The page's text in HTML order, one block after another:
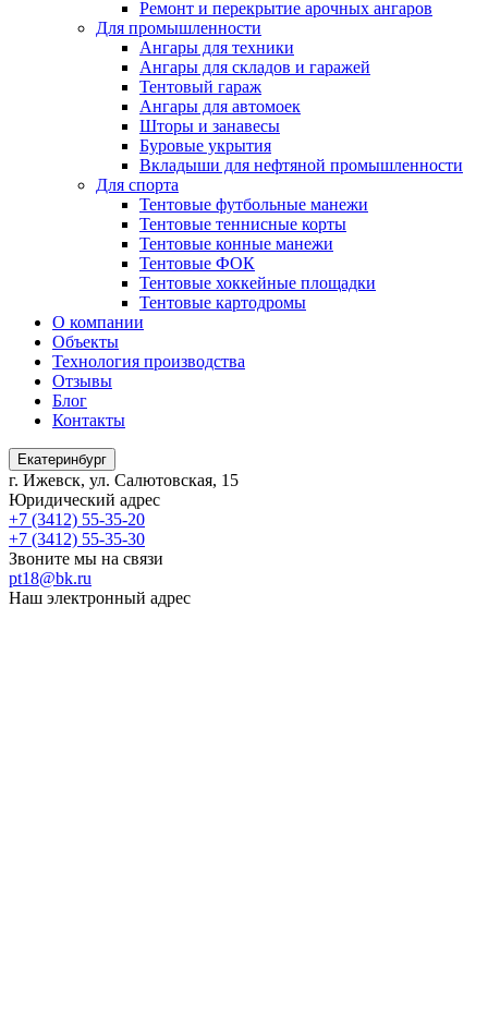
Ремонт и перекрытие арочных ангаров
Для промышленности
Ангары для техники
Ангары для складов и гаражей
Тентовый гараж
Ангары для автомоек
Шторы и занавесы
Буровые укрытия
Вкладыши для нефтяной промышленности
Для спорта
Тентовые футбольные манежи
Тентовые теннисные корты
Тентовые конные манежи
Тентовые ФОК
Тентовые хоккейные площадки
Тентовые картодромы
О компании
Объекты
Технология производства
Отзывы
Блог
Контакты
Екатеринбург
г. Ижевск, ул. Салютовская, 15
Юридический адрес
+7 (3412) 55-35-20
+7 (3412) 55-35-30
Звоните мы на связи
pt18@bk.ru
Наш электронный адрес